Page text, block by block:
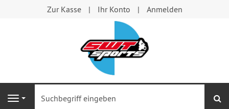
Zur Kasse Ihr Konto Anmelden
Navigation